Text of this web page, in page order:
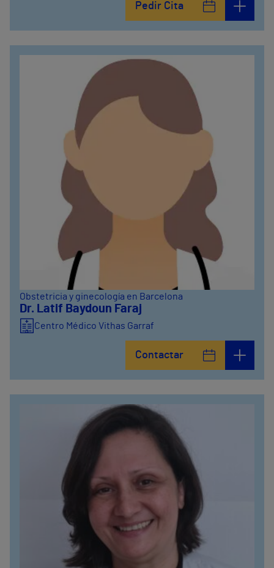
Pedir Cita
Obstetricia y ginecología en Barcelona
Dr. Latif Baydoun Faraj
Centro Médico Vithas Garraf
Contactar